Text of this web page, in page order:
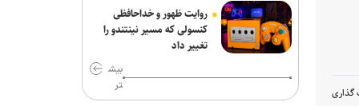
گذاری
روایت ظهور و خداحافظی
کنسولی که مسیر نینتندو را
تغییر داد
بیش
تر